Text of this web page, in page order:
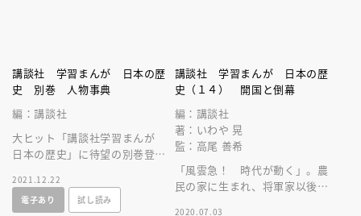
講談社 学習まんが 日本の歴
史 別巻 人物事典
編：講談社
大ヒット「講談社学習まんが
日本の歴史」に待望の別巻登
の人物を一挙１０００人取り上
げます。
2021.12.22
電子あり
試し読み
講談社 学習まんが 日本の歴
史（１４） 開国と倒幕
編：講談社
著：いわや 晃
監：高尾 善希
「風雲急！ 時代が動く」。農
民の家に生まれ、将軍家以後か
2020.07.03